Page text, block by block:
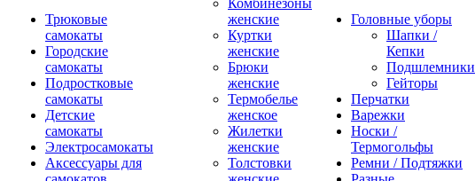
Трюковые
самокаты
Городские
самокаты
Подростковые
самокаты
Детские
самокаты
Электросамокаты
Аксессуары для
Комбинезоны
женские
Куртки
женские
Брюки
женские
Термобелье
женское
Жилетки
женские
Толстовки
Головные уборы
Шапки /
Кепки
Подшлемники
Гейторы
Перчатки
Варежки
Носки /
Термогольфы
Ремни / Подтяжки